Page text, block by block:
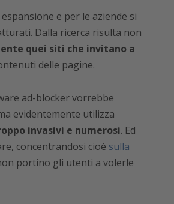
e per le aziende si
Dalla ricerca risulta non
quei siti che invitano a
delle pagine.
ad-blocker vorrebbe
evidentemente utilizza
invasivi e numerosi. Ed
concentrandosi cioè sulla
portino gli utenti a volerle